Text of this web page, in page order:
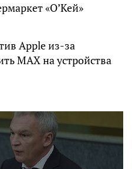
«О’Кей»
Apple из-за
MAX на устройства